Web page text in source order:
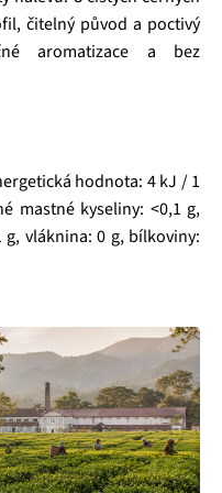
čitelný původ a poctivý
aromatizace a bez
hodnota: 4 kJ / 1
mastné kyseliny: <0,1 g,
vláknina: 0 g, bílkoviny: